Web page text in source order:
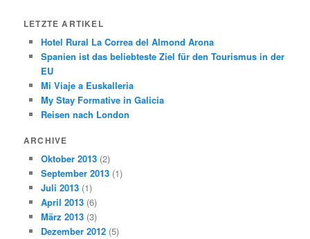
LETZTE ARTIKEL
Hotel Rural La Correa del Almond Arona
Spanien ist das beliebteste Ziel für den Tourismus in der
EU
Mi Viaje a Euskalleria
My Stay Formative in Galicia
Reisen nach London
ARCHIVE
Oktober 2013 (2)
September 2013 (1)
Juli 2013 (1)
April 2013 (6)
März 2013 (3)
Dezember 2012 (5)